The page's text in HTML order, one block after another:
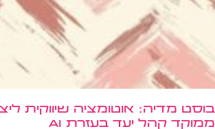
בוסט מדיה: אוטומציה שיווקית
ממוקד קהל יעד בעזרת AI